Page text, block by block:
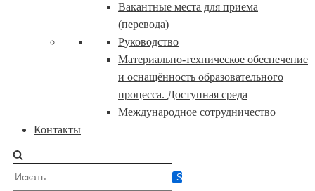
Вакантные места для приема
(перевода)
Руководство
Материально-техническое обеспечение
и оснащённость образовательного
процесса. Доступная среда
Международное сотрудничество
Контакты